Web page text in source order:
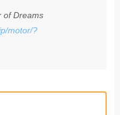
of Dreams
motor/?